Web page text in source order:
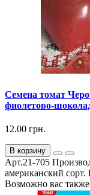
Семена томат
фиолетово-
12.00 грн.
В корзину
Арт.21-705
американский
Возможно вас также